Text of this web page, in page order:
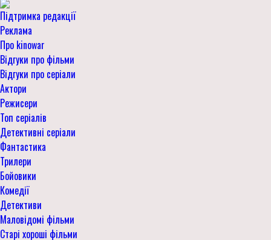
Підтримка редакції
Реклама
Про kinowar
Відгуки про фільми
Відгуки про серіали
Актори
Режисери
Топ серіалів
Детективні серіали
Фантастика
Трилери
Бойовики
Комедії
Детективи
Маловідомі фільми
Старі хороші фільми